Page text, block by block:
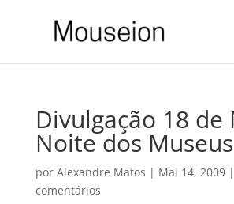
Divulgação 18 de
Noite dos Museus
por Alexandre Matos | Mai 14, 2009|
comentários